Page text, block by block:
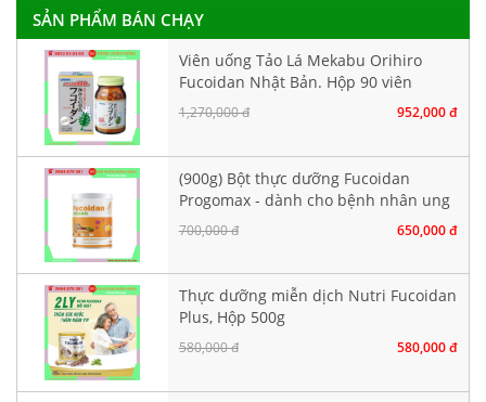
SẢN PHẨM BÁN CHẠY
Viên uống Tảo Lá Mekabu Orihiro
Fucoidan Nhật Bản. Hộp 90 viên
1,270,000 đ 952,000 đ
(900g) Bột thực dưỡng Fucoidan
Progomax - dành cho bệnh nhân ung
thư
700,000 đ 650,000 đ
Thực dưỡng miễn dịch Nutri Fucoidan
Plus, Hộp 500g
580,000 đ 580,000 đ